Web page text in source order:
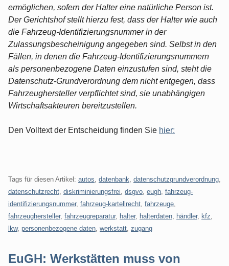
ermöglichen, sofern der Halter eine natürliche Person ist.
Der Gerichtshof stellt hierzu fest, dass der Halter wie auch
die Fahrzeug-Identifizierungsnummer in der
Zulassungsbescheinigung angegeben sind. Selbst in den
Fällen, in denen die Fahrzeug-Identifizierungsnummern
als personenbezogene Daten einzustufen sind, steht die
Datenschutz-Grundverordnung dem nicht entgegen, dass
Fahrzeughersteller verpflichtet sind, sie unabhängigen
Wirtschaftsakteuren bereitzustellen.
Den Volltext der Entscheidung finden Sie hier:
Tags für diesen Artikel: autos datenbank datenschutzgrundverordnung
datenschutzrecht diskriminierungsfrei dsgvo eugh fahrzeug-
identifizierungsnummer, fahrzeug-kartellrecht fahrzeuge
fahrzeughersteller, fahrzeugreparatur, halter, halterdaten händler, kfz
lkw, personenbezogene daten werkstatt zugang
EuGH: Werkstätten muss von